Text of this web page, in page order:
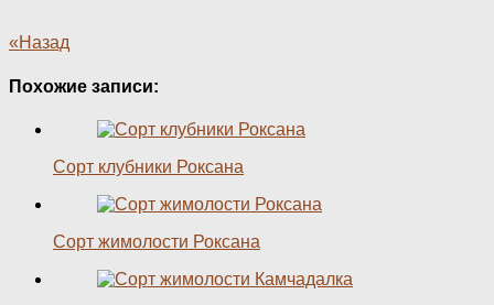
«Назад
Похожие записи:
Сорт клубники Роксана
Сорт жимолости Роксана